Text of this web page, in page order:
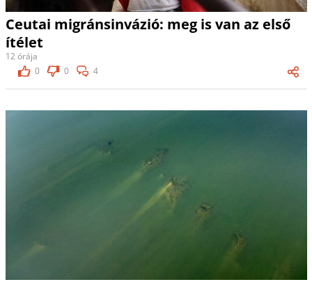
Ceutai migránsinvázió: meg is van az első
ítélet
12 órája
0
0 4